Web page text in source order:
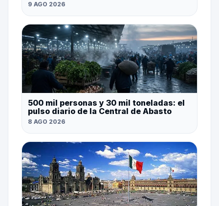
9 AGO 2026
500 mil personas y 30 mil toneladas: el
pulso diario de la Central de Abasto
8 AGO 2026